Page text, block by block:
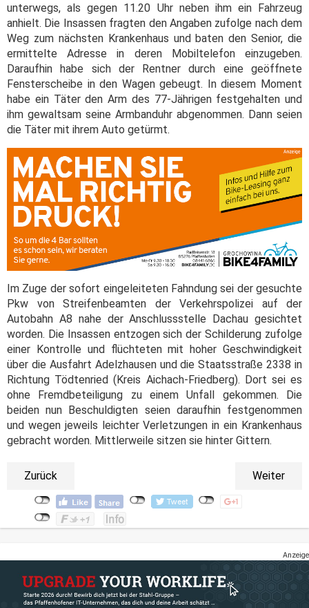
unterwegs, als gegen 11.20 Uhr neben ihm ein Fahrzeug
anhielt. Die Insassen fragten den Angaben zufolge nach dem
Weg zum nächsten Krankenhaus und baten den Senior, die
ermittelte Adresse in deren Mobiltelefon einzugeben.
Daraufhin habe sich der Rentner durch eine geöffnete
Fensterscheibe in den Wagen gebeugt. In diesem Moment
habe ein Täter den Arm des 77-Jährigen festgehalten und
ihm gewaltsam seine Armbanduhr abgenommen. Dann seien
die Täter mit ihrem Auto getürmt.
Im Zuge der sofort eingeleiteten Fahndung sei der gesuchte
Pkw von Streifenbeamten der Verkehrspolizei auf der
Autobahn A8 nahe der Anschlussstelle Dachau gesichtet
worden. Die Insassen entzogen sich der Schilderung zufolge
einer Kontrolle und flüchteten mit hoher Geschwindigkeit
über die Ausfahrt Adelzhausen und die Staatsstraße 2338 in
Richtung Tödtenried (Kreis Aichach-Friedberg). Dort sei es
ohne Fremdbeteiligung zu einem Unfall gekommen. Die
beiden nun Beschuldigten seien daraufhin festgenommen
und wegen jeweils leichter Verletzungen in ein Krankenhaus
gebracht worden. Mittlerweile sitzen sie hinter Gittern.
Zurück Weiter
Anzeige